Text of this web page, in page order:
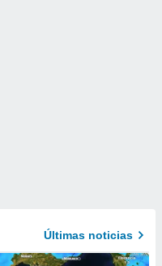
Últimas noticias